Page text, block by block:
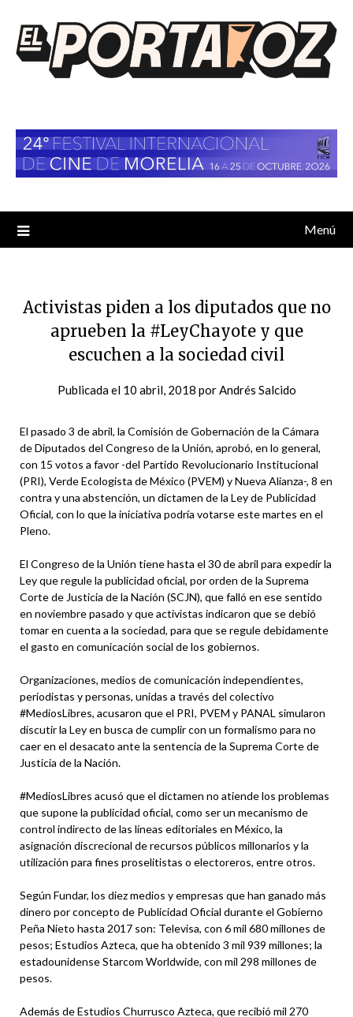
contenido
Menú
Activistas piden a los diputados que no
aprueben la #LeyChayote y que
escuchen a la sociedad civil
Publicada el 10 abril, 2018 porAndrés Salcido
El pasado 3 de abril, la Comisión de Gobernación de la Cámara
de Diputados del Congreso de la Unión, aprobó, en lo general,
con 15 votos a favor -del Partido Revolucionario Institucional
(PRI), Verde Ecologista de México (PVEM) y Nueva Alianza-, 8 en
contra y una abstención, un dictamen de la Ley de Publicidad
Oficial, con lo que la iniciativa podría votarse este martes en el
Pleno.
El Congreso de la Unión tiene hasta el 30 de abril para expedir la
Ley que regule la publicidad oficial, por orden de la Suprema
Corte de Justicia de la Nación (SCJN), que falló en ese sentido
en noviembre pasado y que activistas indicaron que se debió
tomar en cuenta a la sociedad, para que se regule debidamente
el gasto en comunicación social de los gobiernos.
Organizaciones, medios de comunicación independientes,
periodistas y personas, unidas a través del colectivo
#MediosLibres, acusaron que el PRI, PVEM y PANAL simularon
discutir la Ley en busca de cumplir con un formalismo para no
caer en el desacato ante la sentencia de la Suprema Corte de
Justicia de la Nación.
#MediosLibres acusó que el dictamen no atiende los problemas
que supone la publicidad oficial, como ser un mecanismo de
control indirecto de las líneas editoriales en México, la
asignación discrecional de recursos públicos millonarios y la
utilización para fines proselitistas o electoreros, entre otros.
Según Fundar, los diez medios y empresas que han ganado más
dinero por concepto de Publicidad Oficial durante el Gobierno
Peña Nieto hasta 2017 son: Televisa, con 6 mil 680 millones de
pesos; Estudios Azteca, que ha obtenido 3 mil 939 millones; la
estadounidense Starcom Worldwide, con mil 298 millones de
pesos.
Además de Estudios Churrusco Azteca, que recibió mil 270